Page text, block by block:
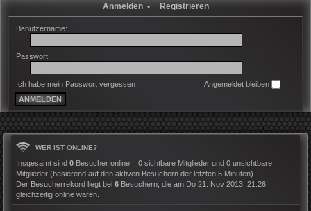
Anmelden• Registrieren
Benutzername:
Passwort:
Ich habe mein Passwort vergessen Angemeldet bleiben
WER IST ONLINE?
Insgesamt sind 0 Besucher online :: 0 sichtbare Mitglieder und 0 unsichtbare
Mitglieder (basierend auf den aktiven Besuchern der letzten 5 Minuten)
Der Besucherrekord liegt bei 6 Besuchern, die am Do 21. Nov 2013, 21:26
gleichzeitig online waren.